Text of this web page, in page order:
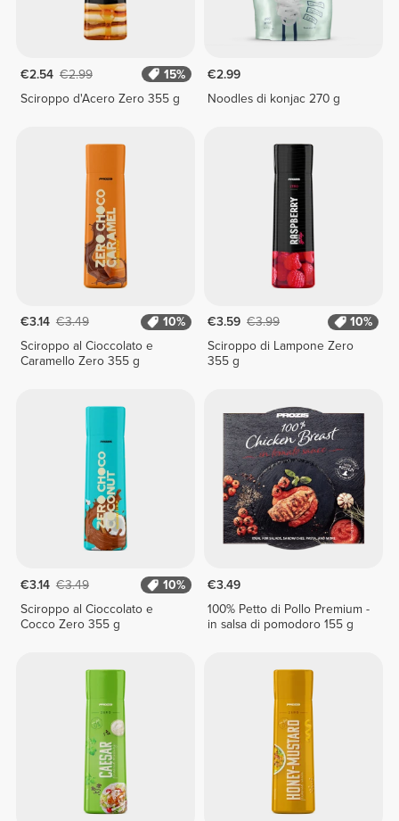
€2.54 €2.99
15%
Sciroppo d'Acero Zero 355 g
€2.99
Noodles di konjac 270 g
€3.14 €3.49
10%
Sciroppo al Cioccolato e
Caramello Zero 355 g
€3.59 €3.99
10%
Sciroppo di Lampone Zero
355 g
€3.14 €3.49
10%
Sciroppo al Cioccolato e
Cocco Zero 355 g
€3.49
100% Petto di Pollo Premium -
in salsa di pomodoro 155 g